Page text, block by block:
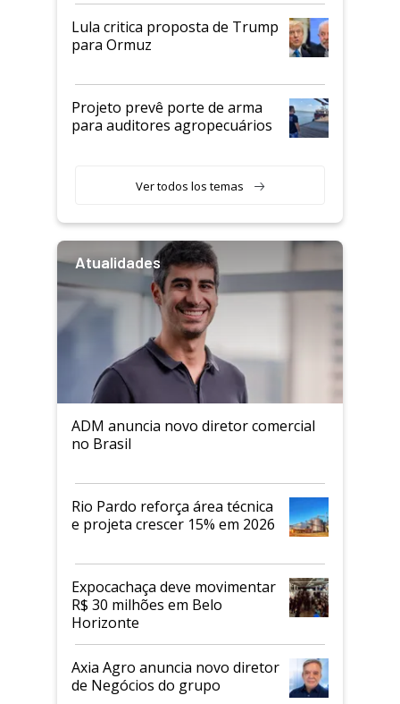
Lula critica proposta de Trump
para Ormuz
Projeto prevê porte de arma
para auditores agropecuários
Ver todos los temas
Atualidades
ADM anuncia novo diretor comercial
no Brasil
Rio Pardo reforça área técnica
e projeta crescer 15% em 2026
Expocachaça deve movimentar
R$ 30 milhões em Belo
Horizonte
Axia Agro anuncia novo diretor
de Negócios do grupo